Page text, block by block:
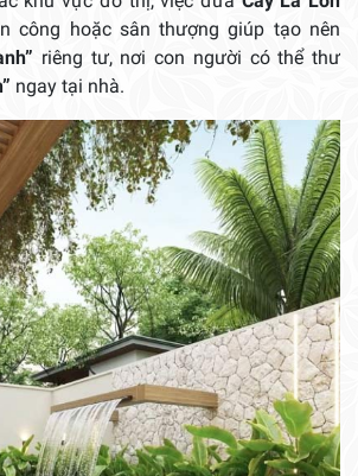
công hoặc sân thượng giúp tạo nên
riêng tư, nơi con người có thể thư
ngay tại nhà.